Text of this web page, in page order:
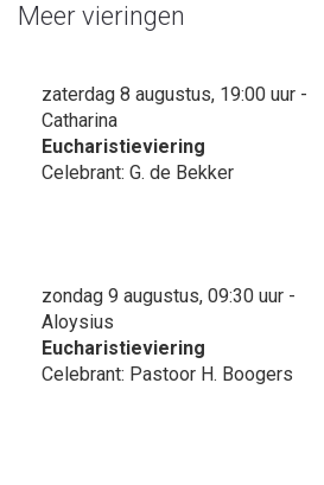
Meer vieringen
zaterdag 8 augustus, 19:00 uur -
Catharina
Eucharistieviering
Celebrant: G. de Bekker
zondag 9 augustus, 09:30 uur -
Aloysius
Eucharistieviering
Celebrant: Pastoor H. Boogers